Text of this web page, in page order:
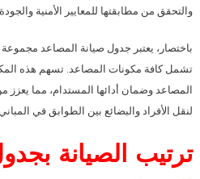
والتحقق من مطابقتها للمعايير الأمنية
باختصار، يعتبر جدول صيانة المصاعد
تشمل كافة مكونات المصاعد. تسهم هذه
المصاعد وضمان أدائها المستدام، مما يعزز
لنقل الأفراد والبضائع بين الطوابق في
ترتيب الصيانة